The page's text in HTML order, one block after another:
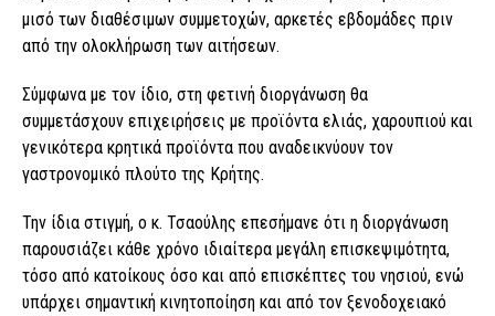
μισό των διαθέσιμων συμμετοχών, αρκετές εβδομάδες πριν
από την ολοκλήρωση των αιτήσεων.
Σύμφωνα με τον ίδιο, στη φετινή διοργάνωση θα
συμμετάσχουν επιχειρήσεις με προϊόντα ελιάς, χαρουπιού και
γενικότερα κρητικά προϊόντα που αναδεικνύουν τον
γαστρονομικό πλούτο της Κρήτης.
Την ίδια στιγμή, ο κ. Τσαούλης επεσήμανε ότι η διοργάνωση
παρουσιάζει κάθε χρόνο ιδιαίτερα μεγάλη επισκεψιμότητα,
τόσο από κατοίκους όσο και από επισκέπτες του νησιού, ενώ
υπάρχει σημαντική κινητοποίηση και από τον ξενοδοχειακό